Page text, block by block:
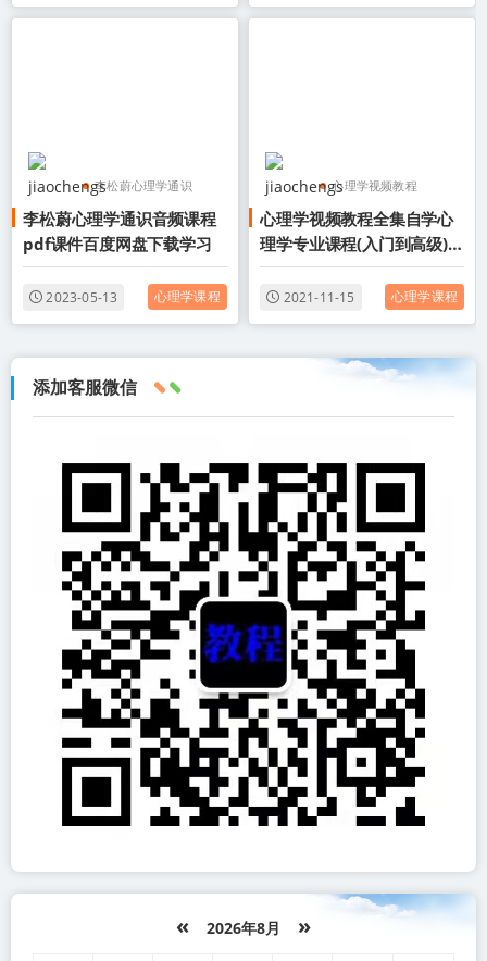
李松蔚心理学通识
李松蔚 心理学通识
李松蔚心理学通识音频课程
pdf课件百度网盘下载学习
2023-05-13 心理学课程
心理学视频教程
心理学视频教程全集
自学心理学教程
心理学视频教程全集自学心
理学专业课程(入门到高级)终
身会员目录百度云网盘群分
享 2021-11-15 心理学课程
添加客服微信
« 2026年8月 »